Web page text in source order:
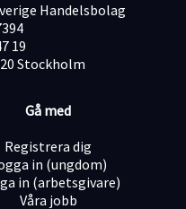
Handelsbolag
19
Stockholm
Gå med
Registrera dig
in (ungdom)
in (arbetsgivare)
Våra jobb